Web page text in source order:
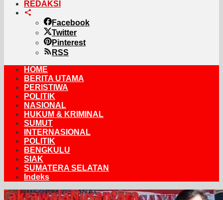
REDAKSI
Facebook
Twitter
Pinterest
RSS
HOME
BERITA UTAMA
PERISTIWA
POLITIK
NASIONAL
HUKUM & KRIMINAL
SUMUT
INTERNASIONAL
POLITIK
BENGKULU
SIAK
SUMATERA SELATAN
Indeks